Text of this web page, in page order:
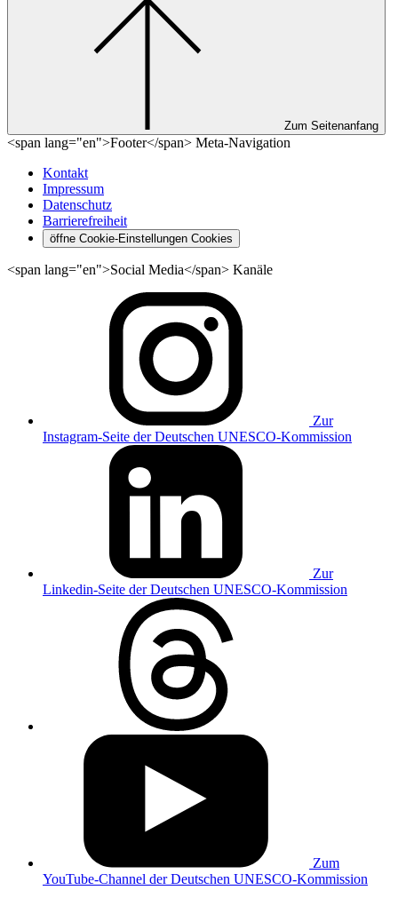
Zum Seitenanfang
<span lang="en">Footer</span> Meta-Navigation
Kontakt
Impressum
Datenschutz
Barrierefreiheit
öffne Cookie-Einstellungen Cookies
<span lang="en">Social Media</span> Kanäle
Zur
Instagram-Seite der Deutschen UNESCO-Kommission
Zur
Linkedin-Seite der Deutschen UNESCO-Kommission
Zum
YouTube-Channel der Deutschen UNESCO-Kommission